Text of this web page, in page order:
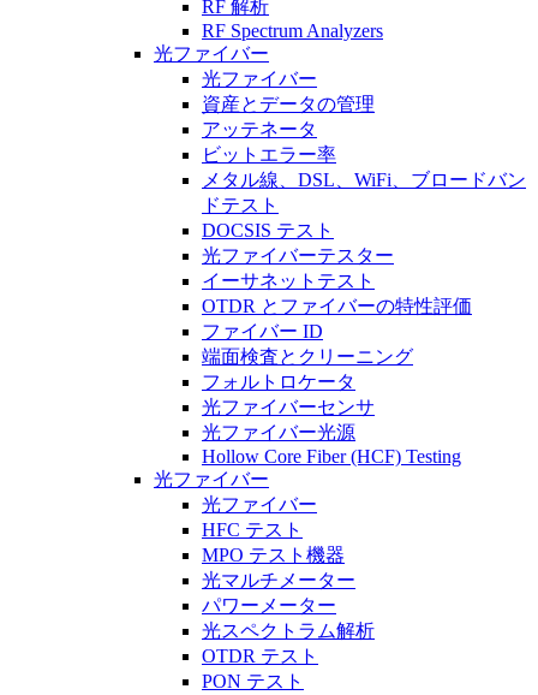
RF 解析
RF Spectrum Analyzers
光ファイバー
光ファイバー
資産とデータの管理
アッテネータ
ビットエラー率
メタル線、DSL、WiFi、ブロードバン
ドテスト
DOCSIS テスト
光ファイバーテスター
イーサネットテスト
OTDR とファイバーの特性評価
ファイバー ID
端面検査とクリーニング
フォルトロケータ
光ファイバーセンサ
光ファイバー光源
Hollow Core Fiber (HCF) Testing
光ファイバー
光ファイバー
HFC テスト
MPO テスト機器
光マルチメーター
パワーメーター
光スペクトラム解析
OTDR テスト
PON テスト